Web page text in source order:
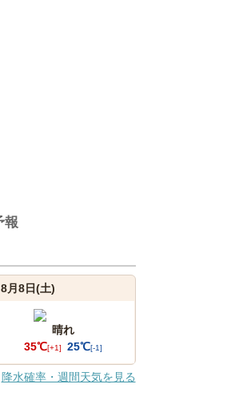
報
8月8日(土)
晴れ
35℃[+1] 25℃[-1]
降水確率・週間天気を見る